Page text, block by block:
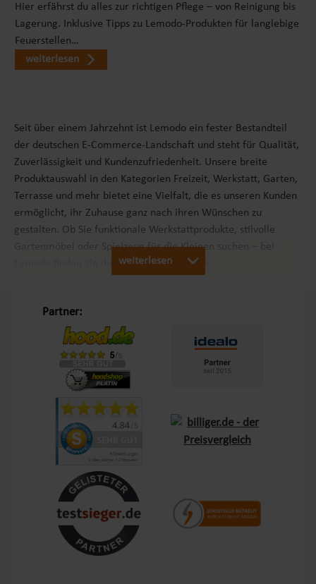
Hier erfährst du alles zur richtigen Pflege – von Reinigung bis
Lagerung. Inklusive Tipps zu Lemodo-Produkten für langlebige
Feuerstellen…
weiterlesen
Seit über einem Jahrzehnt ist Lemodo ein fester Bestandteil
der deutschen E-Commerce-Landschaft und steht für Qualität,
Zuverlässigkeit und Kundenzufriedenheit. Unsere breite
Produktauswahl in den Kategorien Freizeit, Werkstatt, Garten,
Terrasse und mehr bietet eine Vielfalt, die es unseren Kunden
ermöglicht, ihr Zuhause ganz nach ihren Wünschen zu
gestalten. Ob Sie funktionale Werkstattprodukte, stilvolle
Gartenmöbel oder Spielzeug für die Kleinen suchen – bei
Lemodo finden Sie die passenden Produkte.
Mit dem Leitsatz „Schöner Leben in Haus und Garten“ ist es
unser Ziel, das Einkaufserlebnis unserer Kunden in Europa so
angenehm wie möglich zu gestalten. Durch unsere
EigenmarkenLemodo
genau auf die Bedürfnisse unserer Kunden abgestimmt sind.
Diese Marken stehen für Qualität und Funktionalität und
lassen keine Wünsche offen – sei es im Bereich Terrasse,
Outdoor oder Living.
Kundenzufriedenheit und Service aus Deutschland
Mit einem zentralen Standort in Bechhofen, im Herzen
Frankens, garantieren wir schnellen Versand und Verfügbarkeit
weiterlesen
Partner: